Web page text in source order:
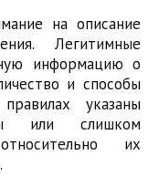
на описание
Легитимные
информацию о
и способы
указаны
или слишком
их